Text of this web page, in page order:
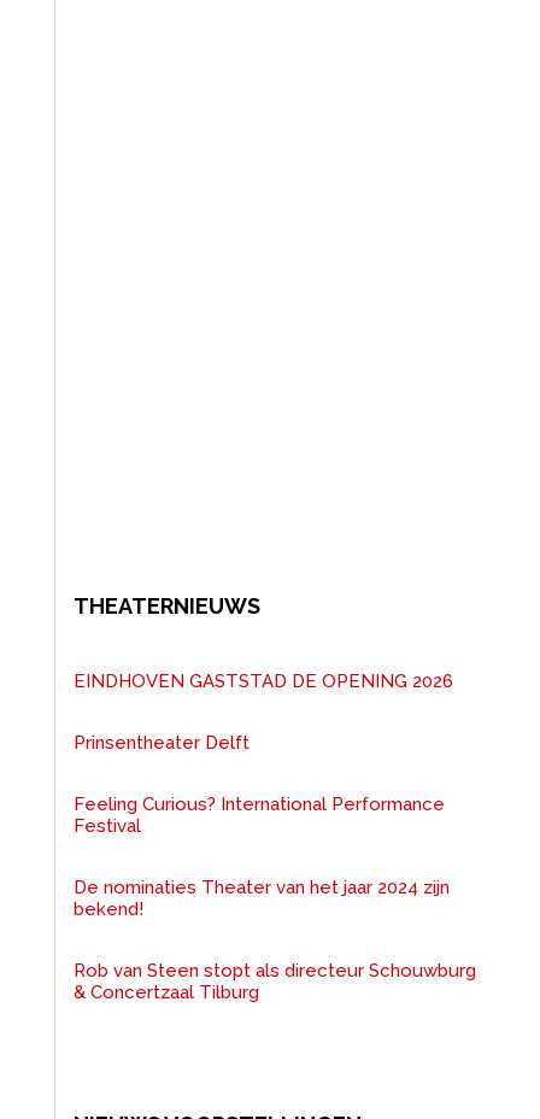
THEATERNIEUWS
EINDHOVEN GASTSTAD DE OPENING 2026
Prinsentheater Delft
Feeling Curious? International Performance
Festival
De nominaties Theater van het jaar 2024 zijn
bekend!
Rob van Steen stopt als directeur Schouwburg
& Concertzaal Tilburg